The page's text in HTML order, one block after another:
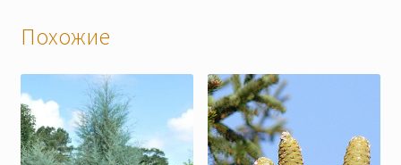
Похожие